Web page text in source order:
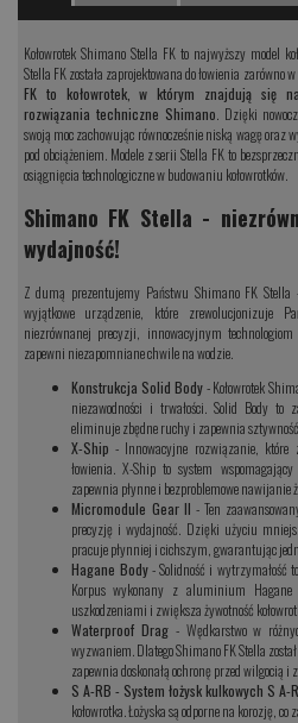
Kołowrotek Shimano Stella FK to najwyższy model
Stella FK została zaprojektowana do łowienia zarówno
FK to kołowrotek, w którym znajdują się
rozwiązania techniczne Shimano. Dzięki
swoją moc zachowując równocześnie niską wagę oraz
pod obciążeniem. Modele z serii Stella FK to
osiągnięcia technologiczne w budowaniu kołowrotków.
Shimano FK Stella -
wydajność!
Z dumą prezentujemy Państwu Shimano FK Stella
wyjątkowe urządzenie, które zrewolucjonizuje
niezrównanej precyzji, innowacyjnym
zapewni niezapomniane chwile na wodzie.
Konstrukcja Solid Body- Kołowrotek
niezawodności i trwałości. Solid Body to
eliminuje zbędne ruchy i zapewnia
X-Ship - Innowacyjne rozwiązanie, które
łowienia. X-Ship to system
zapewnia płynne i bezproblemowe nawijanie
Micromodule Gear II - Ten
precyzję i wydajność. Dzięki użyciu
pracuje płynniej i cichszym, gwarantując
Hagane Body- Solidność i wytrzymałość
Korpus wykonany z aluminium Hagane
uszkodzeniami i zwiększa żywotność
Waterproof Drag - Wędkarstwo w
wyzwaniem. Dlatego Shimano FK Stella
zapewnia doskonałą ochronę przed wilgocią i
S A-RB - System łożysk kulkowych S A-
kołowrotka. Łożyska są odporne na korozję,